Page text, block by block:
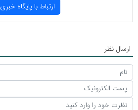
ارتباط با پایگاه خبری
ارسال نظر